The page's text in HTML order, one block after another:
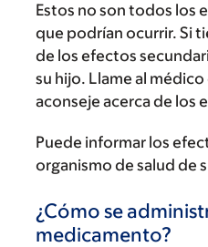
Estos no son todos los
que podrían ocurrir. Si
de los efectos
su hijo. Llame al
aconseje acerca de los
Puede informar los
organismo de salud de
¿Cómo se
medicamento?